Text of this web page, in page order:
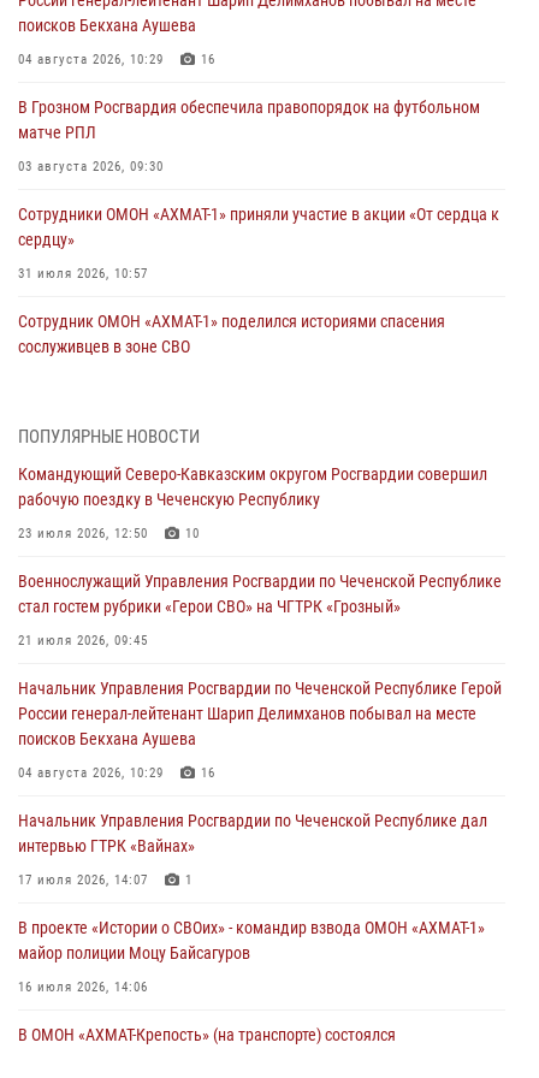
поисков Бекхана Аушева
04 августа 2026, 10:29 16
В Грозном Росгвардия обеспечила правопорядок на футбольном
матче РПЛ
03 августа 2026, 09:30
Сотрудники ОМОН «АХМАТ-1» приняли участие в акции «От сердца к
сердцу»
31 июля 2026, 10:57
Сотрудник ОМОН «АХМАТ-1» поделился историями спасения
сослуживцев в зоне СВО
Командующий Северо-Кавказским округом Росгвардии совершил
23 июля 2026, 12:50
Военнослужащий Управления Росгвардии по Чеченской Республике
21 июля 2026, 09:45
В ДНР росгвардейцы уничтожили около 80 вражеских
19 июля 2026, 13:50
В Грозном Росгвардия обеспечила безопасность конно-спортивных
соревнований
ПОПУЛЯРНЫЕ НОВОСТИ
Командующий Северо-Кавказским округом Росгвардии совершил
рабочую поездку в Чеченскую Республику
23 июля 2026, 12:50 10
Военнослужащий Управления Росгвардии по Чеченской Республике
стал гостем рубрики «Герои СВО» на ЧГТРК «Грозный»
21 июля 2026, 09:45
Начальник Управления Росгвардии по Чеченской Республике Герой
России генерал-лейтенант Шарип Делимханов побывал на месте
поисков Бекхана Аушева
04 августа 2026, 10:29 16
Начальник Управления Росгвардии по Чеченской Республике дал
интервью ГТРК «Вайнах»
17 июля 2026, 14:07 1
В проекте «Истории о СВОих» - командир взвода ОМОН «АХМАТ-1»
майор полиции Моцу Байсагуров
16 июля 2026, 14:06
В ОМОН «АХМАТ-Крепость» (на транспорте) состоялся